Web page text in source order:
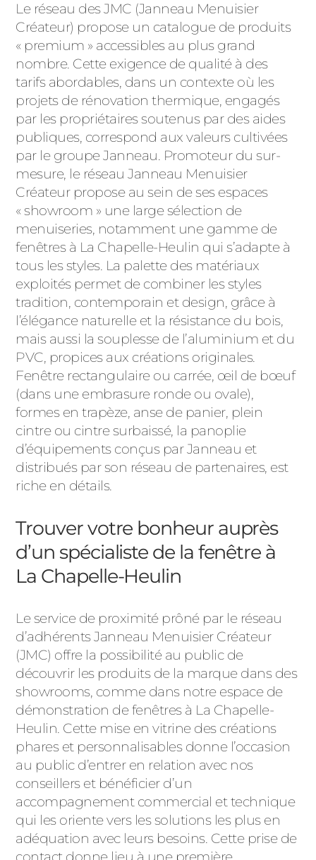
Le réseau des JMC (Janneau Menuisier
Créateur) propose un catalogue de produits
« premium » accessibles au plus grand
nombre. Cette exigence de qualité à des
tarifs abordables, dans un contexte où les
projets de rénovation thermique, engagés
par les propriétaires soutenus par des aides
publiques, correspond aux valeurs cultivées
par le groupe Janneau. Promoteur du sur-
mesure, le réseau Janneau Menuisier
Créateur propose au sein de ses espaces
« showroom » une large sélection de
menuiseries, notamment une gamme de
fenêtres à La Chapelle-Heulin qui s’adapte à
tous les styles. La palette des matériaux
exploités permet de combiner les styles
tradition, contemporain et design, grâce à
l’élégance naturelle et la résistance du bois,
mais aussi la souplesse de l’aluminium et du
PVC, propices aux créations originales.
Fenêtre rectangulaire ou carrée, œil de bœuf
(dans une embrasure ronde ou ovale),
formes en trapèze, anse de panier, plein
cintre ou cintre surbaissé, la panoplie
d’équipements conçus par Janneau et
distribués par son réseau de partenaires, est
riche en détails.
Trouver votre bonheur auprès
d’un spécialiste de la fenêtre à
La Chapelle-Heulin
Le service de proximité prôné par le réseau
d’adhérents Janneau Menuisier Créateur
(JMC) offre la possibilité au public de
découvrir les produits de la marque dans des
showrooms, comme dans notre espace de
démonstration de fenêtres à La Chapelle-
Heulin. Cette mise en vitrine des créations
phares et personnalisables donne l’occasion
au public d’entrer en relation avec nos
conseillers et bénéficier d’un
accompagnement commercial et technique
qui les oriente vers les solutions les plus en
adéquation avec leurs besoins. Cette prise de